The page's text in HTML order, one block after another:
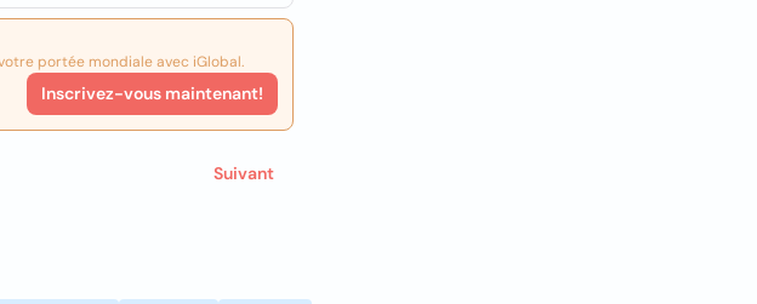
portée mondiale avec iGlobal.
Inscrivez-vous maintenant!
Suivant